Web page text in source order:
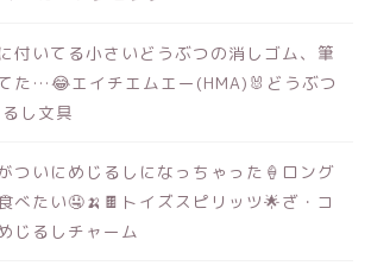
付いてる小さいどうぶつの消しゴム、筆
た…😂エイチエムエー(HMA)🐰どうぶつ
し文具
ついにめじるしになっちゃった🍦ロング
べたい🤤🍌🍫トイズスピリッツ🌟ざ・コ
じるしチャーム